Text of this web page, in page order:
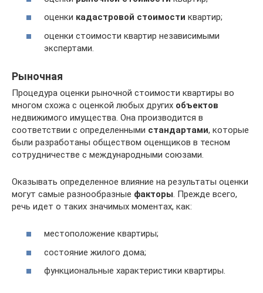
оценки кадастровой стоимости квартир;
оценки стоимости квартир независимыми
экспертами.
Рыночная
Процедура оценки рыночной стоимости квартиры во
многом схожа с оценкой любых других объектов
недвижимого имущества. Она производится в
соответствии с определенными стандартами, которые
были разработаны обществом оценщиков в тесном
сотрудничестве с международными союзами.
Оказывать определенное влияние на результаты оценки
могут самые разнообразные факторы . Прежде всего,
речь идет о таких значимых моментах, как:
местоположение квартиры;
состояние жилого дома;
функциональные характеристики квартиры.